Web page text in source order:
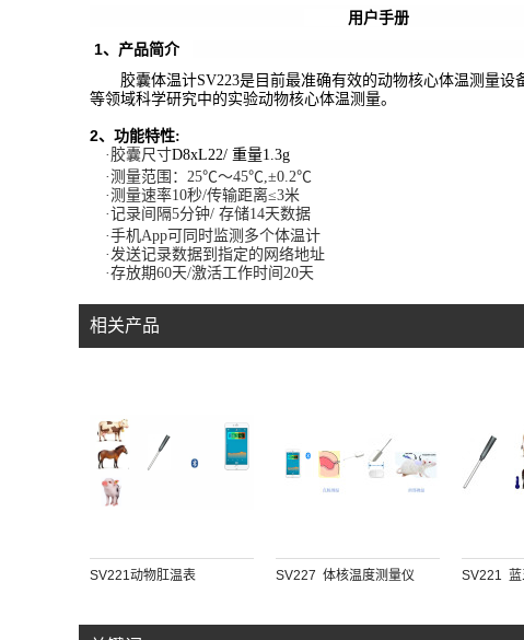
用户手册
1、产品简介
胶囊体温计SV223是目前最准确有效的动物核心体温测量
等领域科学研究中的实验动物核心体温测量。
2、功能特性:
·胶囊尺寸D8xL22/ 重量1.3g
·测量范围： 25℃～45℃,±0.2℃
·测量速率10秒/传输距离≤3米
·记录间隔5分钟/ 存储14天数据
·手机App可同时监测多个体温计
·发送记录数据到指定的网络地址
·存放期60天/激活工作时间 20天
相关产品
SV221动物肛温表 SV227  体核温度测量仪 SV221